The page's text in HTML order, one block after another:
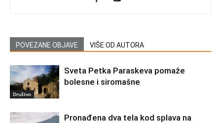
POVEZANE OBJAVE VIŠE OD AUTORA
Društvo
Sveta Petka Paraskeva pomaže
bolesne i siromašne
Pronađena dva tela kod splava na